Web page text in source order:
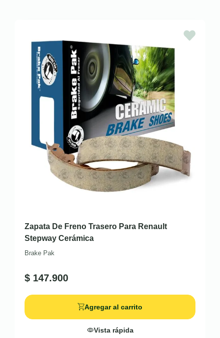
Zapata De Freno Trasero Para Renault
Stepway Cerámica
Brake Pak
$ 147.900
Agregar al carrito
Vista rápida